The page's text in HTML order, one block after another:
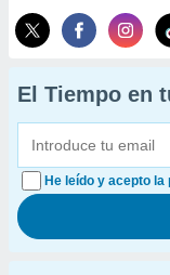
El Tiempo en
He leído y acepto